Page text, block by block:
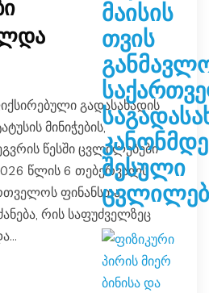
მაისის
თვის
შესული
მინიჭების,
წესში ცვლილებები
წლის 6 თებერვალს
ფინანსთა
რის საფუძველზეც